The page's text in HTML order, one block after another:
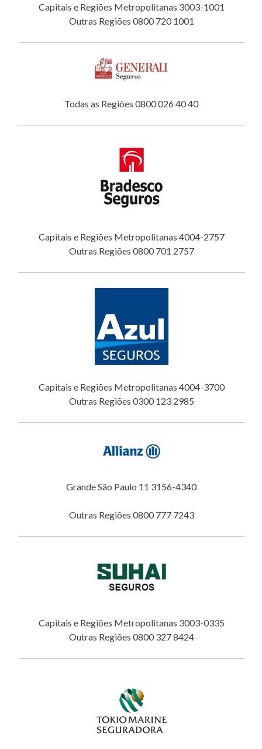
Capitais e Regiões Metropolitanas 3003-1001
Outras Regiões 0800 720 1001
Todas as Regiões 0800 026 40 40
Capitais e Regiões Metropolitanas 4004-2757
Outras Regiões 0800 701 2757
Capitais e Regiões Metropolitanas 4004-3700
Outras Regiões 0300 123 2985
Grande São Paulo 11 3156-4340
Outras Regiões 0800 777 7243
Capitais e Regiões Metropolitanas 3003-0335
Outras Regiões 0800 327 8424